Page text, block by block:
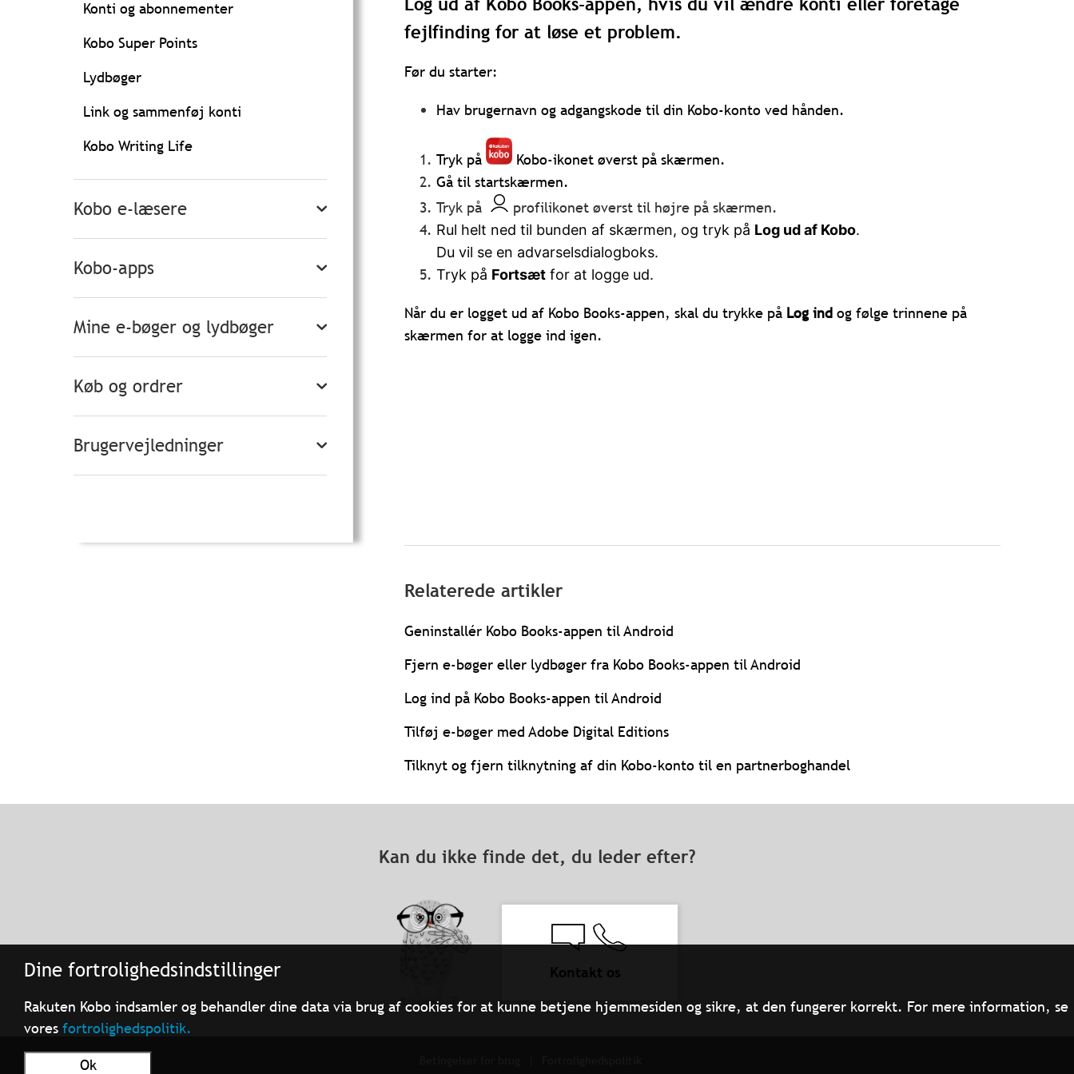
Dine fortrolighedsindstillinger
Rakuten Kobo indsamler og behandler dine data via brug af cookies for at kunne betjene hjemmesiden og sikre, at den fungerer korrekt. For mere information, se
voresfortrolighedspolitik.
Ok
Konti og abonnementer
Kobo Super Points
Lydbøger
Link og sammenføj konti
Kobo Writing Life
Kobo e-læsere
Kobo-apps
Mine e-bøger og lydbøger
Køb og ordrer
Brugervejledninger
Log ud af Kobo Books-appen, hvis du vil ændre konti eller foretage
fejlfinding for at løse et problem.
Før du starter:
Hav brugernavn og adgangskode til din Kobo-konto ved hånden.
Tryk på
Kobo-ikonet øverst på skærmen.
Gå til startskærmen.
Tryk på
profilikonet øverst til højre på skærmen.
Rul helt ned til bunden af skærmen, og tryk på Log ud af Kobo.
Du vil se en advarselsdialogboks.
Tryk på Fortsæt for at logge ud.
Når du er logget ud af Kobo Books-appen, skal du trykke på Log ind og følge trinnene på
skærmen for at logge ind igen.
Relaterede artikler
Geninstallér Kobo Books-appen til Android
Fjern e-bøger eller lydbøger fra Kobo Books-appen til Android
Log ind på Kobo Books-appen til Android
Tilføj e-bøger med Adobe Digital Editions
Tilknyt og fjern tilknytning af din Kobo-konto til en partnerboghandel
Kan du ikke finde det, du leder efter?
Kontakt os